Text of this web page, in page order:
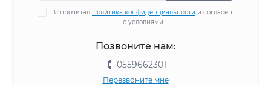
Я прочитал Политика конфиденциальности и согласен
с условиями
Позвоните нам:
0559662301
Перезвоните мне